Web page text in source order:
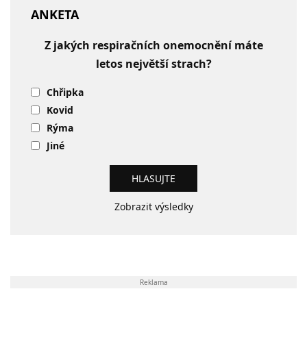
ANKETA
Z jakých respiračních onemocnění máte
letos největší strach?
Chřipka
Kovid
Rýma
Jiné
Zobrazit výsledky
Reklama